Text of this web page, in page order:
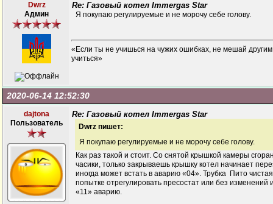
Dwrz
Админ
Re: Газовый котел Immergas Star
Я покупаю регулируемые и не морочу себе голову.
«Если ты не учишься на чужих ошибках, не мешай другим
учиться»
2020-06-14 12:52:30
dajtona
Пользователь
Re: Газовый котел Immergas Star
Dwrz пишет:
Я покупаю регулируемые и не морочу себе голову.
Как раз такой и стоит. Со снятой крышкой камеры
часики, только закрываешь крышку котел начинает
иногда может встать в аварию «04». Трубка Пито
попытке отрегулировать пресостат или без изменений
«11» аварию.